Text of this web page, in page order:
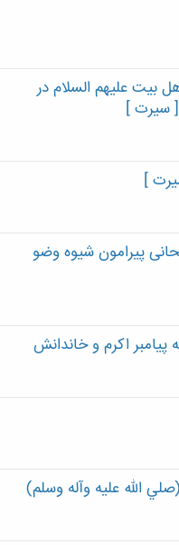
عليهم السلام در
[ سیرت ]
]
پیرامون شیوه وضو
اکرم و خاندانش
الله عليه وآله وسلم)